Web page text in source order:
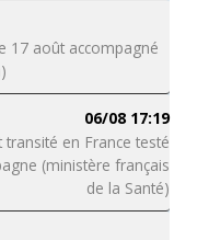
17 août accompagné
06/08 17:19
en France testé
(ministère français
de la Santé)